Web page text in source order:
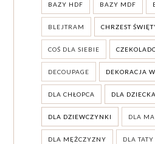
BAZY HDF BAZY MDF
BLEJTRAM CHRZEST
COŚ DLA SIEBIE
DECOUPAGE DEKORACJA
DLA CHŁOPCA DLA DZIECKA
DLA DZIEWCZYNKI DLA
DLA MĘŻCZYZNY DLA TATY